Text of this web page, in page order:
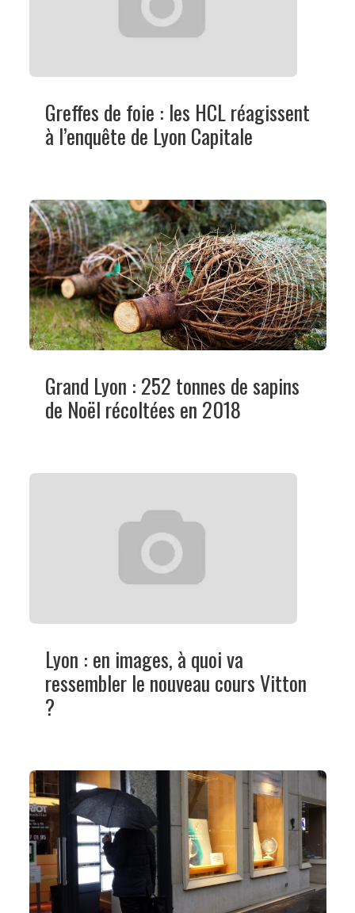
Greffes de foie : les HCL réagissent
à l’enquête de Lyon Capitale
Grand Lyon : 252 tonnes de sapins
de Noël récoltées en 2018
Lyon : en images, à quoi va
ressembler le nouveau cours Vitton
?